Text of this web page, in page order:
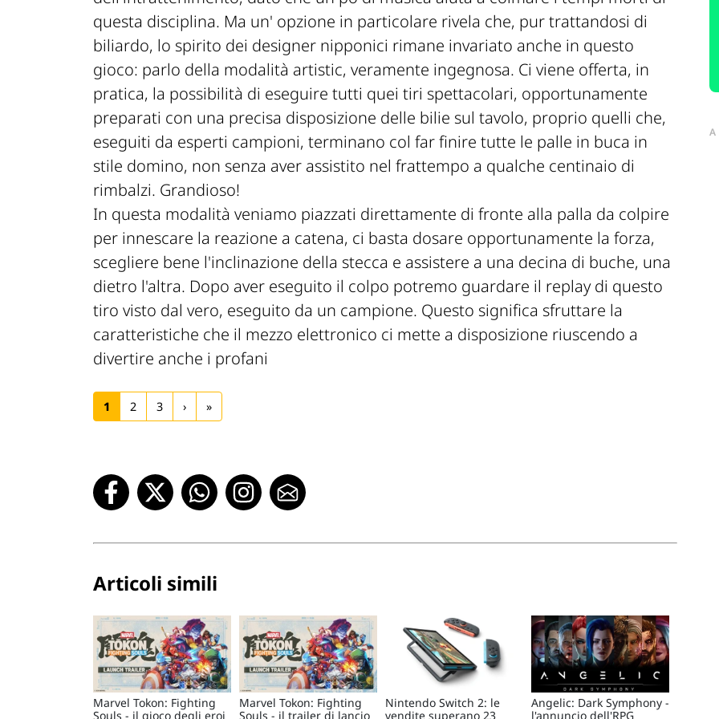
questa disciplina. Ma un' opzione in particolare rivela che, pur trattandosi di
biliardo, lo spirito dei designer nipponici rimane invariato anche in questo
gioco: parlo della modalità artistic, veramente ingegnosa. Ci viene offerta, in
pratica, la possibilità di eseguire tutti quei tiri spettacolari, opportunamente
preparati con una precisa disposizione delle bilie sul tavolo, proprio quelli che,
eseguiti da esperti campioni, terminano col far finire tutte le palle in buca in
stile domino, non senza aver assistito nel frattempo a qualche centinaio di
rimbalzi. Grandioso!
In questa modalità veniamo piazzati direttamente di fronte alla palla da colpire
per innescare la reazione a catena, ci basta dosare opportunamente la forza,
scegliere bene l'inclinazione della stecca e assistere a una decina di buche, una
dietro l'altra. Dopo aver eseguito il colpo potremo guardare il replay di questo
tiro visto dal vero, eseguito da un campione. Questo significa sfruttare la
caratteristiche che il mezzo elettronico ci mette a disposizione riuscendo a
divertire anche i profani
1 2 3 › »
Articoli simili
Marvel Tokon: Fighting
Souls - il gioco degli eroi
Marvel Tokon: Fighting
Souls - il trailer di lancio
Nintendo Switch 2: le
vendite superano 23
Angelic: Dark Symphony -
l'annuncio dell'RPG